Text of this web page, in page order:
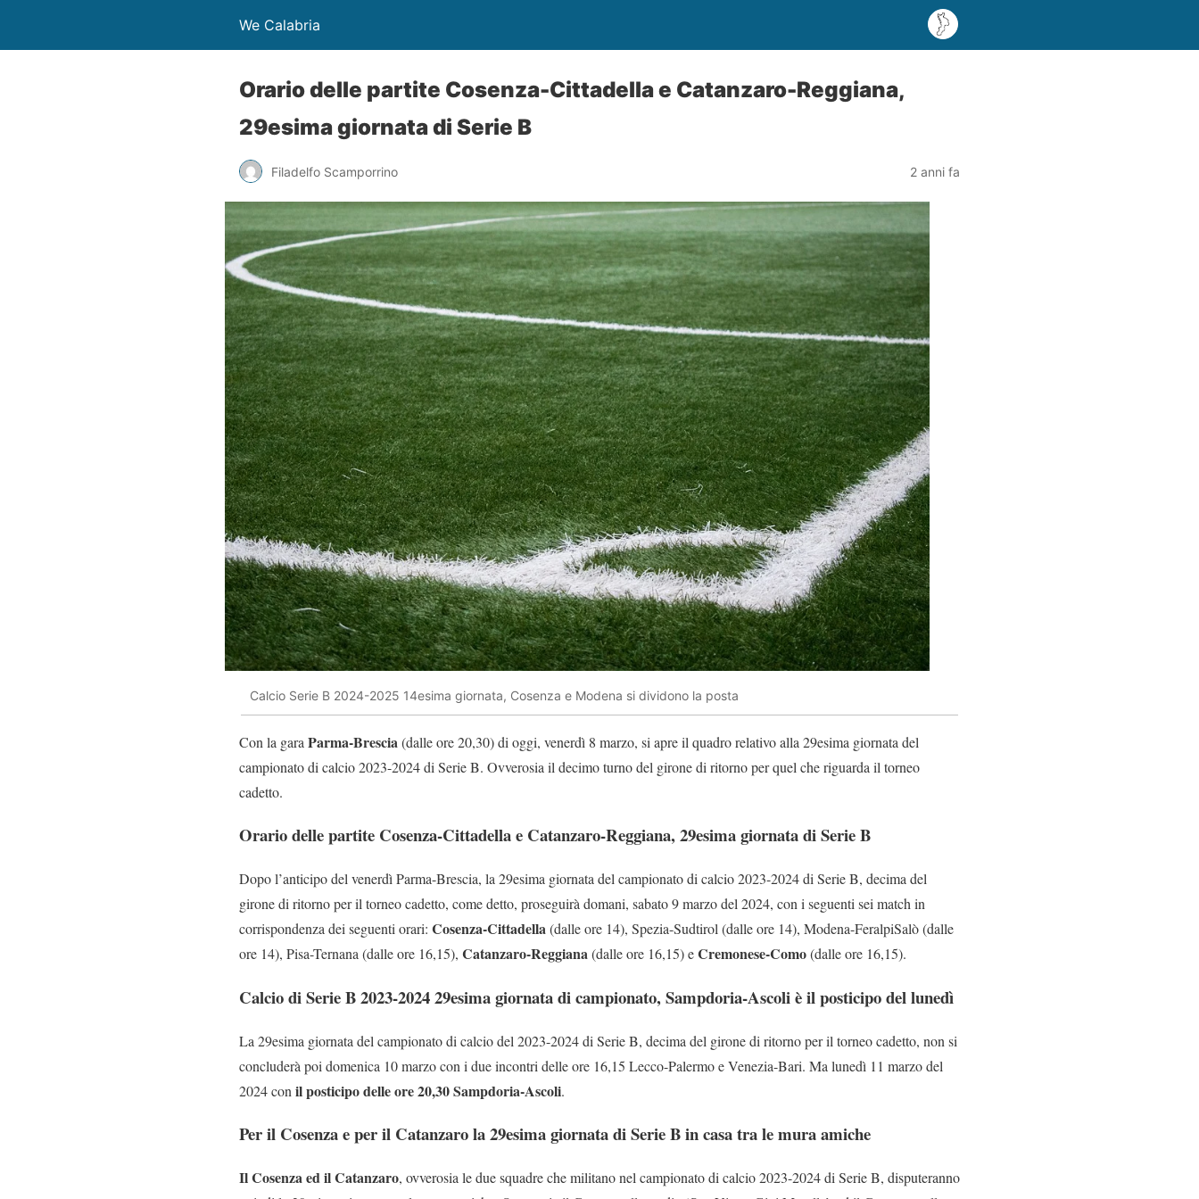
We Calabria
Orario delle partite Cosenza-Cittadella e Catanzaro-Reggiana,
29esima giornata di Serie B
Filadelfo Scamporrino 2 anni fa
Calcio Serie B 2024-2025 14esima giornata, Cosenza e Modena si dividono la posta
Con la gara Parma-Brescia(dalle ore 20,30) di oggi, venerdì 8 marzo, si apre il quadro relativo alla 29esima giornata del
campionato di calcio 2023-2024 di Serie B. Ovverosia il decimo turno del girone di ritorno per quel che riguarda il torneo
cadetto.
Orario delle partite Cosenza-Cittadella e Catanzaro-Reggiana, 29esima giornata di Serie B
Dopo l’anticipo del venerdì Parma-Brescia, la 29esima giornata del campionato di calcio 2023-2024 di Serie B, decima del
girone di ritorno per il torneo cadetto, come detto, proseguirà domani, sabato 9 marzo del 2024, con i seguenti sei match in
corrispondenza dei seguenti orari: Cosenza-Cittadella(dalle ore 14), Spezia-Sudtirol (dalle ore 14), Modena-FeralpiSalò (dalle
ore 14), Pisa-Ternana (dalle ore 16,15), Catanzaro-Reggiana(dalle ore 16,15) eCremonese-Como(dalle ore 16,15).
Calcio di Serie B 2023-2024 29esima giornata di campionato, Sampdoria-Ascoli è il posticipo del lunedì
La 29esima giornata del campionato di calcio del 2023-2024 di Serie B, decima del girone di ritorno per il torneo cadetto, non si
concluderà poi domenica 10 marzo con i due incontri delle ore 16,15 Lecco-Palermo e Venezia-Bari. Ma lunedì 11 marzo del
2024 con il posticipo delle ore 20,30 Sampdoria-Ascoli.
Per il Cosenza e per il Catanzaro la 29esima giornata di Serie B in casa tra le mura amiche
Il Cosenza ed il Catanzaro, ovverosia le due squadre che militano nel campionato di calcio 2023-2024 di Serie B, disputeranno